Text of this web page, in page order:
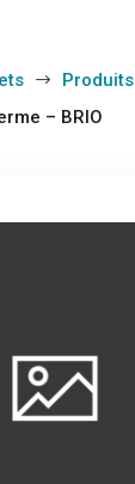
$ Produits
– BRIO